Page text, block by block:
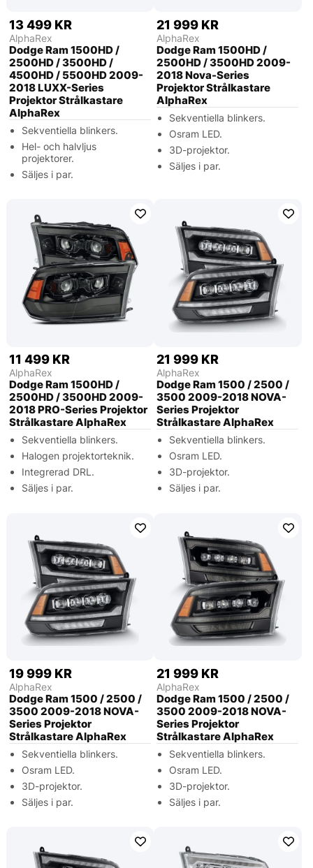
13 499 KR
AlphaRex
Dodge Ram 1500HD /
2500HD / 3500HD /
4500HD / 5500HD 2009-
2018 LUXX-Series
Projektor Strålkastare
AlphaRex
Sekventiella blinkers.
Hel- och halvljus
projektorer.
Säljes i par.
21 999 KR
AlphaRex
Dodge Ram 1500HD /
2500HD / 3500HD 2009-
2018 Nova-Series
Projektor Strålkastare
AlphaRex
Sekventiella blinkers.
Osram LED.
3D-projektor.
Säljes i par.
11 499 KR
AlphaRex
Dodge Ram 1500HD /
2500HD / 3500HD 2009-
2018 PRO-Series Projektor
Strålkastare AlphaRex
Sekventiella blinkers.
Halogen projektorteknik.
Integrerad DRL.
Säljes i par.
21 999 KR
AlphaRex
Dodge Ram 1500 / 2500 /
3500 2009-2018 NOVA-
Series Projektor
Strålkastare AlphaRex
Sekventiella blinkers.
Osram LED.
3D-projektor.
Säljes i par.
19 999 KR
AlphaRex
Dodge Ram 1500 / 2500 /
3500 2009-2018 NOVA-
Series Projektor
Strålkastare AlphaRex
Sekventiella blinkers.
Osram LED.
3D-projektor.
Säljes i par.
21 999 KR
AlphaRex
Dodge Ram 1500 / 2500 /
3500 2009-2018 NOVA-
Series Projektor
Strålkastare AlphaRex
Sekventiella blinkers.
Osram LED.
3D-projektor.
Säljes i par.